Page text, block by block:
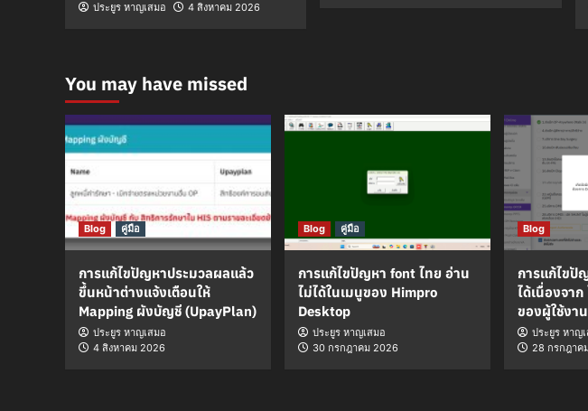
ประยูร หาญเสมอ 4 สิงหาคม 2026
You may have missed
Blog คู่มือ
การแก้ไขปัญหาประมวลผลแล้ว
ขึ้นหน้าต่างแจ้งเตือนให้
Mapping ผังบัญชี (UpayPlan)
ประยูร หาญเสมอ
4 สิงหาคม 2026
Blog คู่มือ
การแก้ไขปัญหา font ไทย อ่าน
ไม่ได้ในเมนูของ Himpro
Desktop
ประยูร หาญเสมอ
30 กรกฎาคม 2026
Blog
การแก้ไขปั
ได้เนื่องจา
ของผู้ใช้งาน
ประยูร หาญ
28 กรกฎาค